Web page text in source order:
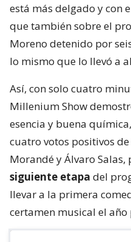
está más delgado y con
que también sobre el
Moreno detenido por
lo mismo que lo llevó a
Así, con solo cuatro
Millenium Show
esencia y buena
cuatro votos positivos de
Morandé y Álvaro Salas,
siguiente etapa del
llevar a la primera
certamen musical el año